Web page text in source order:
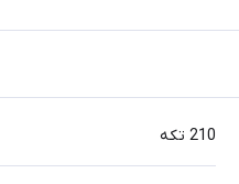
210 تکه